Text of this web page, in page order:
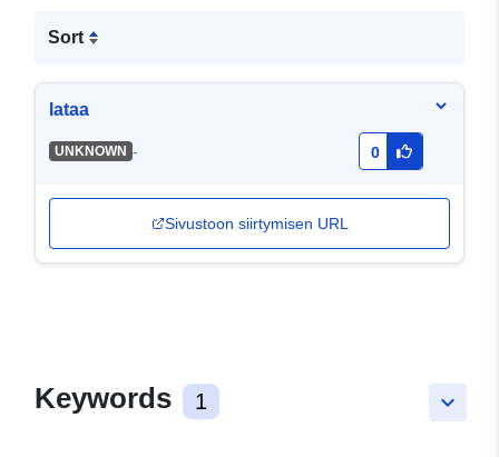
Sort
lataa
UNKNOWN - 0
Sivustoon siirtymisen URL
keyboard_arrow_down
Keywords 1